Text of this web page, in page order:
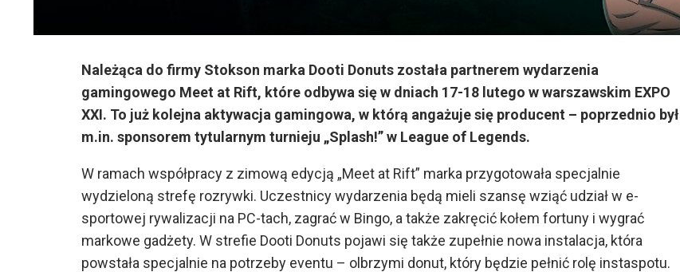
Należąca do firmy Stokson marka Dooti Donuts została partnerem wydarzenia
gamingowego Meet at Rift, które odbywa się w dniach 17-18 lutego w warszawskim EXPO
XXI. To już kolejna aktywacja gamingowa, w którą angażuje się producent – poprzednio był
m.in. sponsorem tytularnym turnieju „Splash!” w League of Legends.
W ramach współpracy z zimową edycją „Meet at Rift” marka przygotowała specjalnie
wydzieloną strefę rozrywki. Uczestnicy wydarzenia będą mieli szansę wziąć udział w e-
sportowej rywalizacji na PC-tach, zagrać w Bingo, a także zakręcić kołem fortuny i wygrać
markowe gadżety. W strefie Dooti Donuts pojawi się także zupełnie nowa instalacja, która
powstała specjalnie na potrzeby eventu – olbrzymi donut, który będzie pełnić rolę instaspotu.